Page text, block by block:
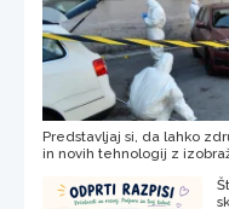
Predstavljaj si, da lahko
in novih tehnologij z